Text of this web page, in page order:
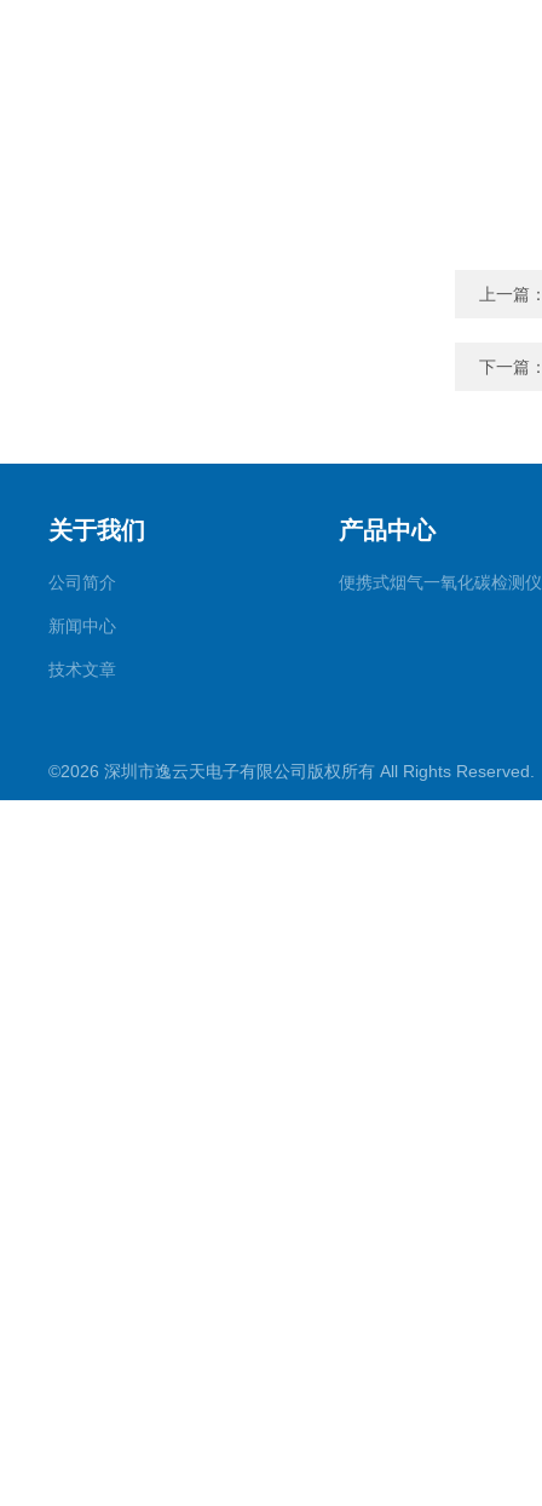
上一篇
下一篇
关于我们
公司简介
新闻中心
技术文章
产品中心
便携式烟气一氧化碳检测仪
©2026 深圳市逸云天电子有限公司版权所有 All Rights